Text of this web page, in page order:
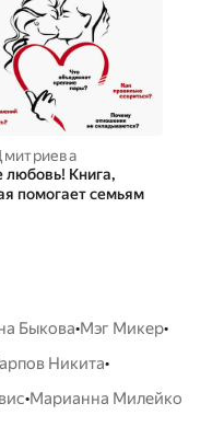
любовь! Книга,
помогает семьям
Быкова•Мэг Микер•
Никита•
•Марианна Милейко